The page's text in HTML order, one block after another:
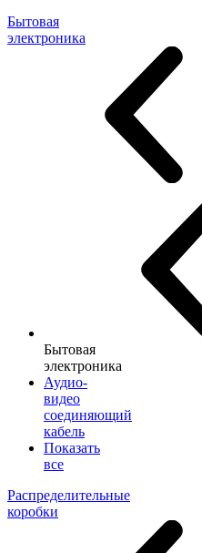
Бытовая
электроника
Бытовая
электроника
Аудио-
видео
соединяющий
кабель
Показать
все
Распределительные
коробки